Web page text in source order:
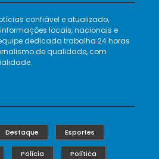
confiável e atualizado,
locais, nacionais e
dedicada trabalha 24 horas
de qualidade, com
Destaque Esportes
Polícia Política